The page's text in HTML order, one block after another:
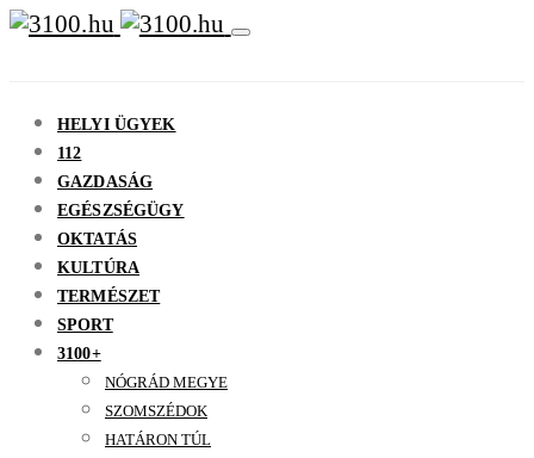
HELYI ÜGYEK
112
GAZDASÁG
EGÉSZSÉGÜGY
OKTATÁS
KULTÚRA
TERMÉSZET
SPORT
3100+
NÓGRÁD MEGYE
SZOMSZÉDOK
HATÁRON TÚL